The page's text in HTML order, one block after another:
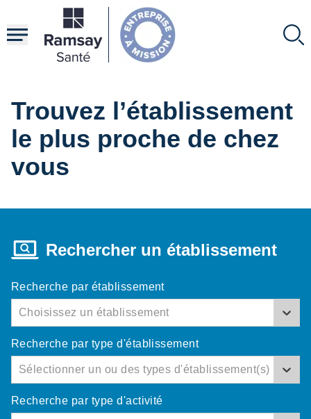
contenu
principal
Trouvez l’établissement
le plus proche de chez
vous
Rechercher un établissement
Recherche par établissement
Choisissez un établissement
Recherche par type d'établissement
Sélectionner un ou des types d'établissement(s)
Recherche par type d'activité